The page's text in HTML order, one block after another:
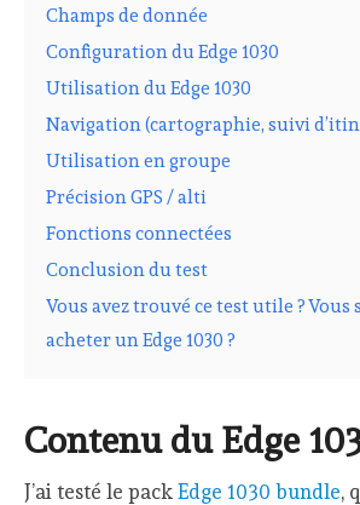
Champs de donnée
Configuration du Edge 1030
Utilisation du Edge 1030
Navigation (cartographie, suivi
Utilisation en groupe
Précision GPS / alti
Fonctions connectées
Conclusion du test
Vous avez trouvé ce test utile ? Vous
acheter un Edge 1030 ?
Contenu du Edge
J’ai testé le packEdge 1030 bundle,